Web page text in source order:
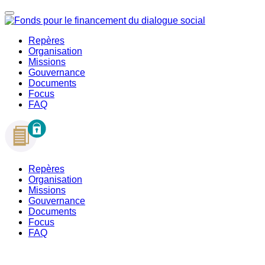
Repères
Organisation
Missions
Gouvernance
Documents
Focus
FAQ
Repères
Organisation
Missions
Gouvernance
Documents
Focus
FAQ